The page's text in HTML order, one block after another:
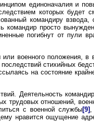
единоначалия и
которых будет
командиру
командир просто
погибнут от пули
военного положения, в
стихийных
на состояние
Деятельность
трудовых отношений,
с военной службы[9] ,
нравится ощущение